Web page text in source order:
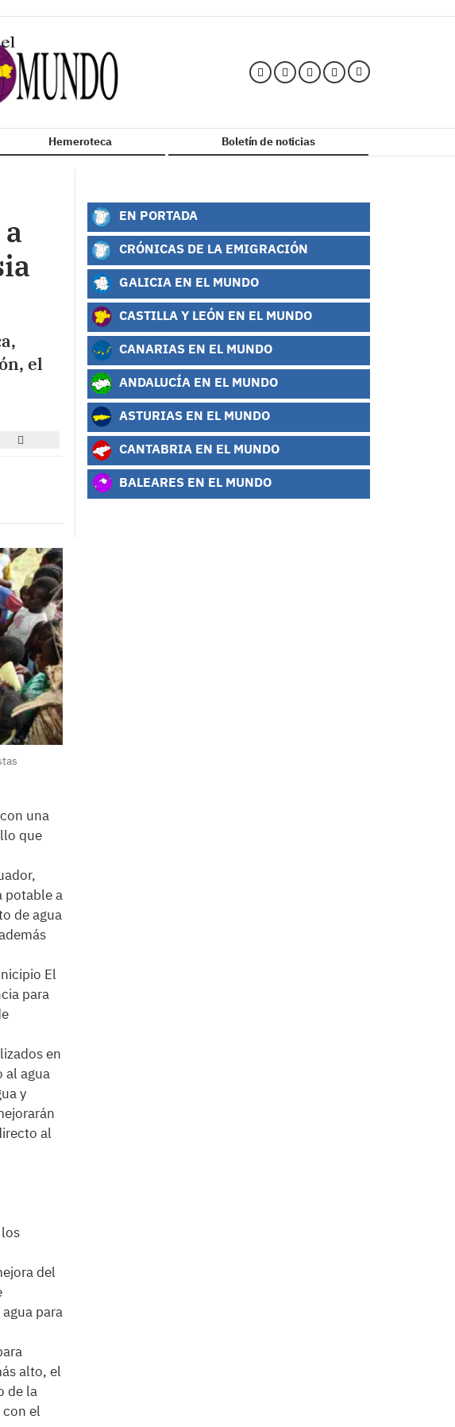
Hemeroteca Boletín de noticias
el
una
que
potable a
de agua
El
para
en
al agua
y
al
del
para
alto, el
de la
el
EN PORTADA
CRÓNICAS DE LA EMIGRACIÓN
GALICIA EN EL MUNDO
CASTILLA Y LEÓN EN EL MUNDO
CANARIAS EN EL MUNDO
ANDALUCÍA EN EL MUNDO
ASTURIAS EN EL MUNDO
CANTABRIA EN EL MUNDO
BALEARES EN EL MUNDO